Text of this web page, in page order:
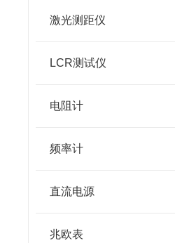
激光测距仪
LCR测试仪
电阻计
频率计
直流电源
兆欧表